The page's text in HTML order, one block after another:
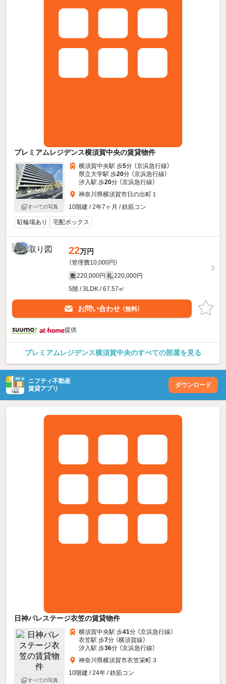
プレミアムレジデンス横須賀中央の賃貸物件
すべての写真
横須賀中央駅 歩5分 （京浜急行線）
県立大学駅 歩20分 （京浜急行線）
汐入駅 歩20分 （京浜急行線）
神奈川県横須賀市日の出町１
10階建 / 2年7ヶ月 / 鉄筋コン
駐輪場あり 宅配ボックス
22万円
（管理費10,000円）
敷 220,000円 礼 220,000円
5階 / 3LDK / 67.57㎡
お問い合わせ （無料）
提供
プレミアムレジデンス横須賀中央のすべての部屋を見る
ニフティ不動産
賃貸アプリ
ダウンロード
日神パレステージ衣笠の賃貸物件
すべての写真
横須賀中央駅 歩41分 （京浜急行線）
衣笠駅 歩7分 （横須賀線）
汐入駅 歩36分 （京浜急行線）
神奈川県横須賀市衣笠栄町３
10階建 / 24年 / 鉄筋コン